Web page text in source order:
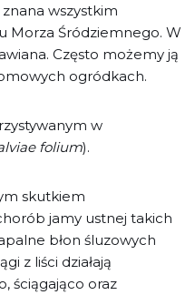
wszystkim
Morza Śródziemnego. W
Często możemy ją
ogródkach.
w
folium).
skutkiem
jamy ustnej takich
błon śluzowych
z liści działają
ściągająco oraz